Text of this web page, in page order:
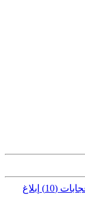
(10) إبلاغ